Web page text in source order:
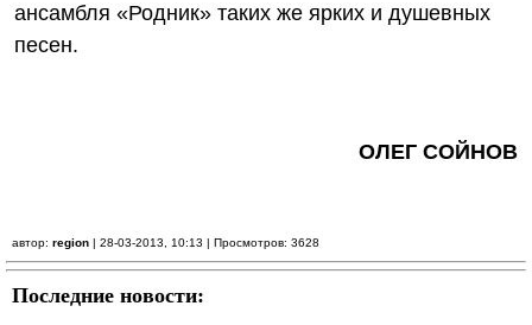
ансамбля «Родник» таких же ярких и душевных
песен.
ОЛЕГ СОЙНОВ
автор: region | 28-03-2013, 10:13 | Просмотров: 3628
Последние новости: